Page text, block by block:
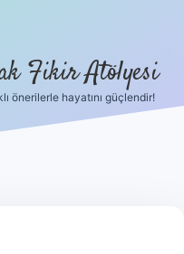
Fikir Atölyesi
önerilerle hayatını güçlendir!